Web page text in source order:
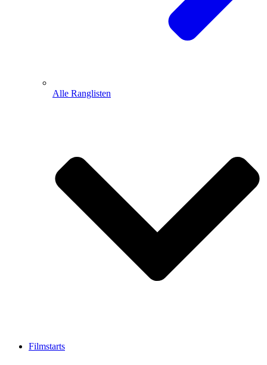
Alle Ranglisten
Filmstarts